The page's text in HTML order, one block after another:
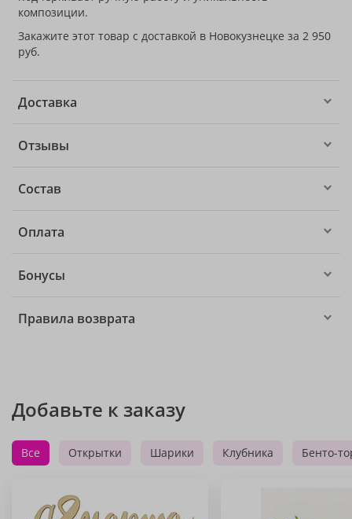
композиции.
Закажите этот товар с доставкой в Новокузнецке за 2 950
руб.
Доставка
Отзывы
Состав
Оплата
Бонусы
Правила возврата
Добавьте к заказу
Все Открытки Шарики Клубника Бенто-